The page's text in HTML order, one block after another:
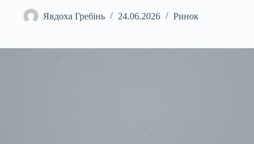
Явдоха Гребінь 24.06.2026 Ринок